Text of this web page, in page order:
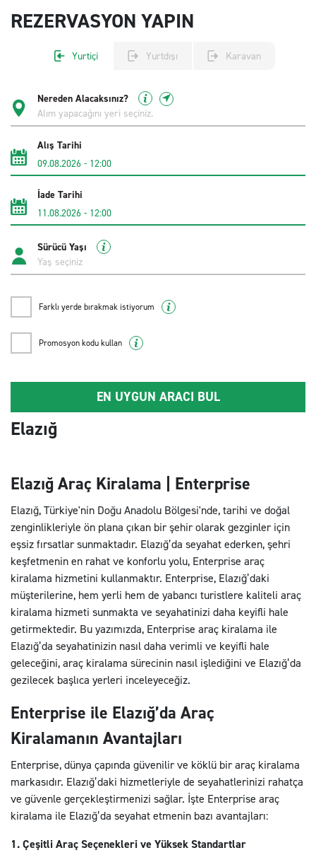
REZERVASYON YAPIN
Yurtiçi Yurtdışı Karavan
Nereden Alacaksınız?
Alış Tarihi
09.08.2026 - 12:00
İade Tarihi
11.08.2026 - 12:00
Sürücü Yaşı
Farklı yerde bırakmak istiyorum
Promosyon kodu kullan
EN UYGUN ARACI BUL
Elazığ
Elazığ Araç Kiralama | Enterprise
Elazığ, Türkiye'nin Doğu Anadolu Bölgesi'nde, tarihi ve doğal
zenginlikleriyle ön plana çıkan bir şehir olarak gezginler için
eşsiz fırsatlar sunmaktadır. Elazığ’da seyahat ederken, şehri
keşfetmenin en rahat ve konforlu yolu, Enterprise araç
kiralama hizmetini kullanmaktır. Enterprise, Elazığ’daki
müşterilerine, hem yerli hem de yabancı turistlere kaliteli araç
kiralama hizmeti sunmakta ve seyahatinizi daha keyifli hale
getirmektedir. Bu yazımızda, Enterprise araç kiralama ile
Elazığ’da seyahatinizin nasıl daha verimli ve keyifli hale
geleceğini, araç kiralama sürecinin nasıl işlediğini ve Elazığ’da
gezilecek başlıca yerleri inceleyeceğiz.
Enterprise ile Elazığ’da Araç
Kiralamanın Avantajları
Enterprise, dünya çapında güvenilir ve köklü bir araç kiralama
markasıdır. Elazığ’daki hizmetleriyle de seyahatlerinizi rahatça
ve güvenle gerçekleştirmenizi sağlar. İşte Enterprise araç
kiralama ile Elazığ’da seyahat etmenin bazı avantajları:
1. Çeşitli Araç Seçenekleri ve Yüksek Standartlar